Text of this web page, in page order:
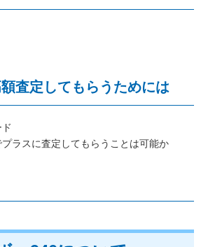
査定してもらうためには
ラスに査定してもらうことは可能か